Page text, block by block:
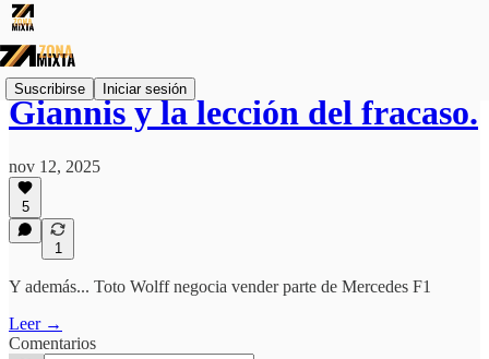
Suscribirse Iniciar sesión
Giannis y la lección del fracaso.
nov 12, 2025
5
1
Y además... Toto Wolff negocia vender parte de Mercedes F1
Leer →
Comentarios